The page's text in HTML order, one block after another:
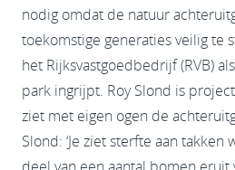
nodig omdat de natuur
toekomstige generaties veilig te
het Rijksvastgoedbedrijf (RVB)
park ingrijpt. Roy Slond is
ziet met eigen ogen de
Slond: ‘Je ziet sterfte aan